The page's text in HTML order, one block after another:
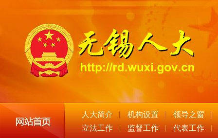
人大简介 机构设置
领导之窗
立法工作
监督工作 代表工作